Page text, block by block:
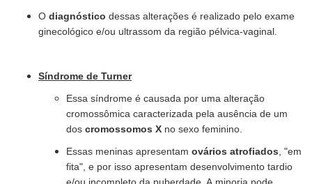
O diagnóstico dessas alterações é realizado pelo exame
ginecológico e/ou ultrassom da região pélvica-vaginal.
Síndrome de Turner
Essa síndrome é causada por uma alteração
cromossômica caracterizada pela ausência de um
dos cromossomos X no sexo feminino.
Essas meninas apresentam ovários atrofiados , "em
fita", e por isso apresentam desenvolvimento tardio